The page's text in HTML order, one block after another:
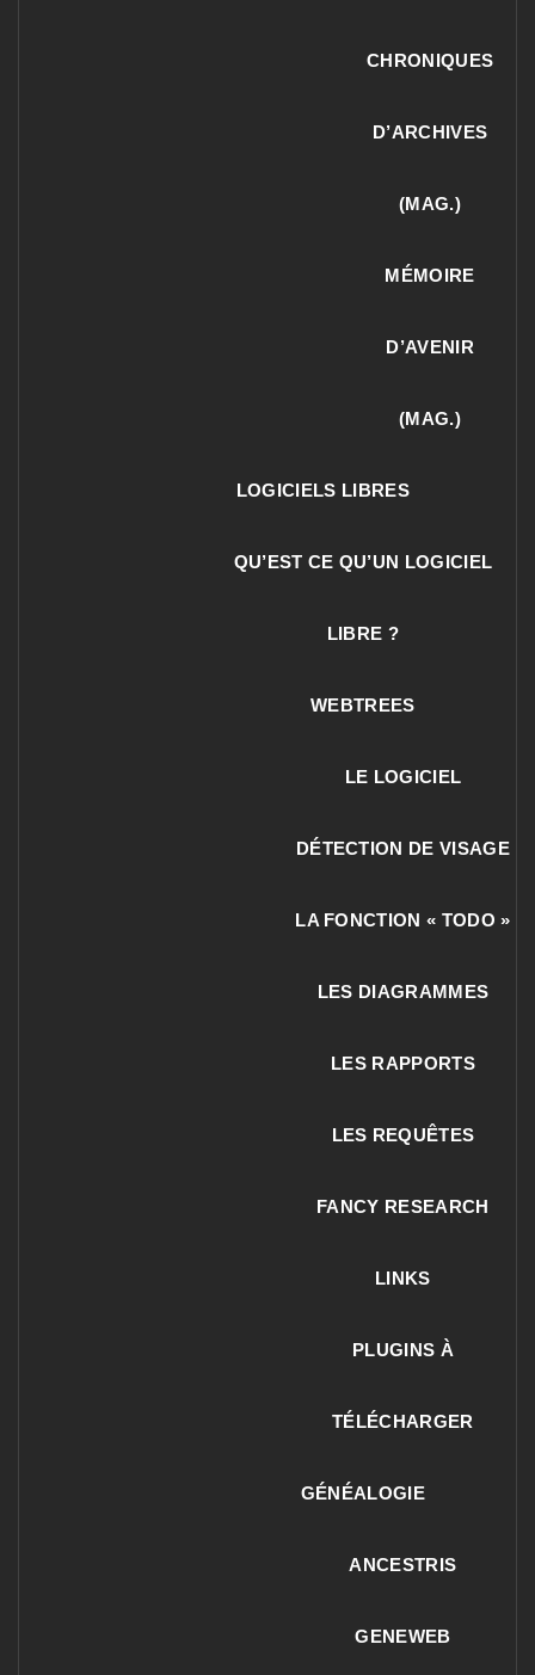
CHRONIQUES
D’ARCHIVES
(MAG.)
MÉMOIRE
D’AVENIR
(MAG.)
LOGICIELS LIBRES
QU’EST CE QU’UN LOGICIEL
LIBRE ?
WEBTREES
LE LOGICIEL
DÉTECTION DE VISAGE
LA FONCTION « TODO »
LES DIAGRAMMES
LES RAPPORTS
LES REQUÊTES
FANCY RESEARCH
LINKS
PLUGINS À
TÉLÉCHARGER
GÉNÉALOGIE
ANCESTRIS
GENEWEB